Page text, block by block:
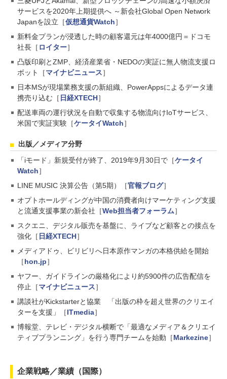
サービスを2020年上期提供へ ～新会社Global Open Network
Japanを設立［仮想通貨Watch］
新料金プランが浸透した時の顧客還元は年4000億円＝ドコモ
社長［ ロイター］
凸版印刷とZMP、経済産業省・NEDOの実証に無人物流支援ロ
ボット［マイナビニュース］
日本MSが現場業務支援の新組織、PowerAppsによるデータ連
携売り込む［ 日経XTECH］
配送車両の運行状況を自動で収集する物流向けIoTサービス、
米国で実証実験［ケータイWatch］
出版／メディア分野
「iモード」新規受付が終了、2019年9月30日で［ケータイ
Watch］
LINE MUSIC 決算公告（第5期）［官報ブログ］
オプトホールディングが中国の消費者向けマーケティング支援
と流通支援事業の新会社［Web担当者フォーラム］
スクエニ、デジタル販売を基盤に、ライブなど顧客との接点を
強化［ 日経XTECH］
メディアドゥ、ビリビリへ日本原作マンガの本格供給を開始
［hon.jp］
ヤフー、ガイドラインの厳格化により約5900件の広告配信を
停止［マイナビニュース］
講談社がKickstarterと協業 「出版の枠を超え世界のクリエイ
ターを支援」［ITmedia］
博報堂、テレビ・デジタル横断で「最適なメディア＆クリエイ
ティブプランニング」を行う専門チームを始動［Markezine］
企業戦略／業績（国際）